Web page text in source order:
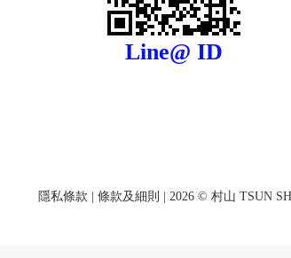
Line@ ID
隱私條款 條款及細則 | 2026 © 村山 TSUN